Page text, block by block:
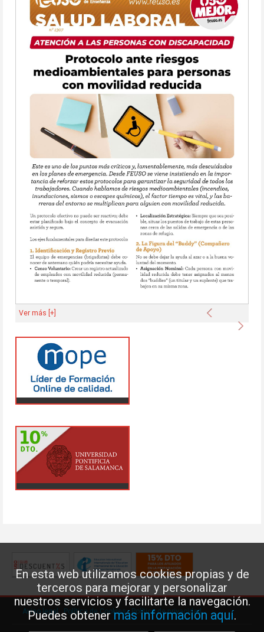
En esta web utilizamos cookies propias y de
terceros para mejorar y personalizar
nuestros servicios y facilitarte la navegación.
Puedes obtenermás información aquí.
Anterior
Ver más [+]
Aviso legal Política de Cookies· Política de privacidad